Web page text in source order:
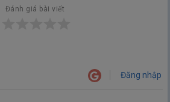
Đánh giá bài viết
Đăng nhập